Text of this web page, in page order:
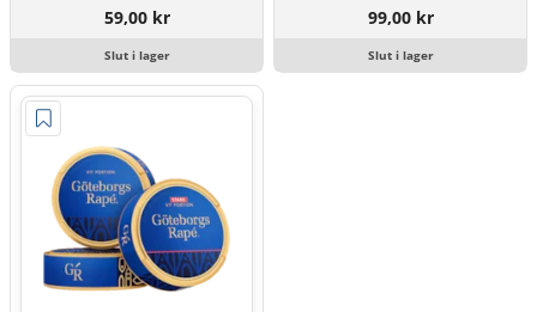
59,00 kr
Slut i lager
99,00 kr
Slut i lager